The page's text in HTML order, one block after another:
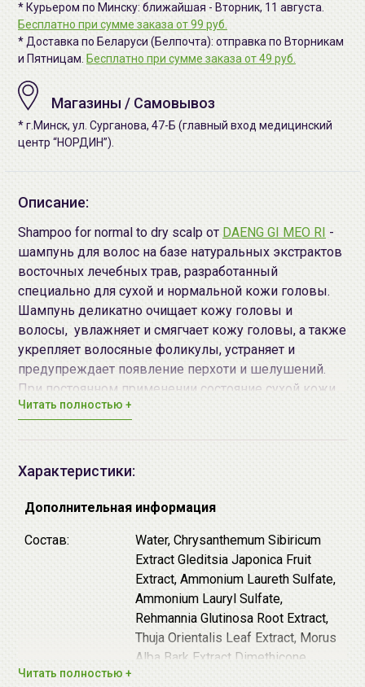
* Курьером по Минску: ближайшая - Вторник, 11 августа.
Бесплатно при сумме заказа от 99 руб.
* Доставка по Беларуси (Белпочта): отправка по Вторникам
и Пятницам. Бесплатно при сумме заказа от 49 руб.
Магазины / Самовывоз
* г.Минск, ул. Сурганова, 47-Б (главный вход медицинский
центр “НОРДИН”).
Описание:
Shampoo for normal to dry scalp от DAENG GI MEO RI -
шампунь для волос на базе натуральных экстрактов
восточных лечебных трав, разработанный
специально для сухой и нормальной кожи головы.
Шампунь деликатно очищает кожу головы и
волосы, увлажняет и смягчает кожу головы, а также
укрепляет волосяные фоликулы, устраняет и
предупреждает появление перхоти и шелушений.
При постоянном применении состояние сухой кожи
головы нормализуется.
головы и волосы, обладает противовоспалительным
кровообращение и рост волос, помогает устранить
♦ Ментол придает ощущение свежести, а также
улучшает кровообращение и стимулирует рост
♦ Экстракт хризантемы - натуральный антиоксидант,
обладает антибактериальным эффектом и
способствует глубокому очищению кожи головы.
♦ Экстракт гледичии нормализует работу сальных
желез и предохраняет кожу головы от
Читать полностью +
Характеристики:
Дополнительная информация
Состав:
Water, Chrysanthemum Sibiricum
Extract Gleditsia Japonica Fruit
Extract, Ammonium Laureth Sulfate,
Ammonium Lauryl Sulfate,
Rehmannia Glutinosa Root Extract,
Thuja Orientalis Leaf Extract, Morus
Alba Bark Extract Dimethicone,
Читать полностью +